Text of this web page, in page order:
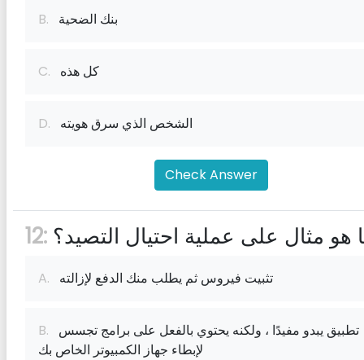
B. بنك الضحية
C. كل هذه
D. الشخص الذي سرق هويته
Check Answer
12: هو مثال على عملية احتيال التصيد؟
A. تثبيت فيروس ثم يطلب منك الدفع لإزالته
B.
لإبطاء جهاز الكمبيوتر الخاص بك